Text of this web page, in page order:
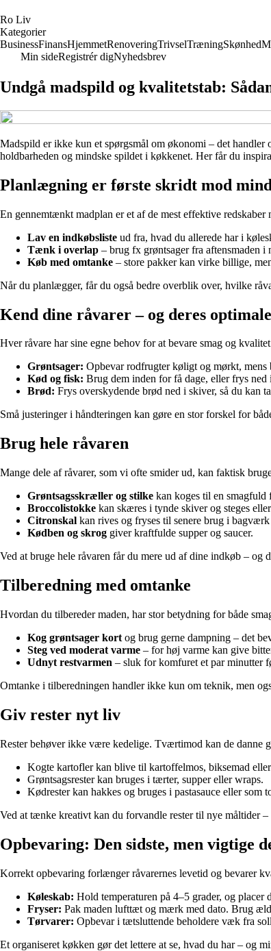
Ro Liv
Kategorier
BusinessFinansHjemmetRenoveringTrivselTræningSkønhed
Min sideRegistrér digNyhedsbrev
Undgå madspild og kvalitetstab:
Madspild er ikke kun et spørgsmål om økonomi – det handler
holdbarheden og mindske spildet i køkkenet. Her får du
Planlægning er første skridt mod
En gennemtænkt madplan er et af de mest effektive
Lav en indkøbsliste ud fra, hvad du allerede har i
Tænk i overlap – brug fx grøntsager fra aftensmaden i
Køb med omtanke – store pakker kan virke billige,
Når du planlægger, får du også bedre overblik over, hvilke
Kend dine råvarer – og deres
Hver råvare har sine egne behov for at bevare smag og
Grøntsager: Opbevar rodfrugter køligt og mørkt, mens
Kød og fisk: Brug dem inden for få dage, eller frys
Brød: Frys overskydende brød ned i skiver, så du kan
Små justeringer i håndteringen kan gøre en stor forskel for
Brug hele råvaren
Mange dele af råvarer, som vi ofte smider ud, kan faktisk
Grøntsagsskræller og stilke kan koges til en smagfuld
Broccolistokke kan skæres i tynde skiver og steges
Citronskal kan rives og fryses til senere brug i bagværk
Kødben og skrog giver kraftfulde supper og saucer.
Ved at bruge hele råvaren får du mere ud af dine indkøb – og
Tilberedning med omtanke
Hvordan du tilbereder maden, har stor betydning for både
Kog grøntsager kort og brug gerne dampning – det
Steg ved moderat varme – for høj varme kan give
Udnyt restvarmen – sluk for komfuret et par minutter
Omtanke i tilberedningen handler ikke kun om teknik, men
Giv rester nyt liv
Rester behøver ikke være kedelige. Tværtimod kan de danne
Kogte kartofler kan blive til kartoffelmos, biksemad
Grøntsagsrester kan bruges i tærter, supper eller wraps.
Kødrester kan hakkes og bruges i pastasauce eller som
Ved at tænke kreativt kan du forvandle rester til nye måltider –
Opbevaring: Den sidste, men vigtige
Korrekt opbevaring forlænger råvarernes levetid og bevarer
Køleskab: Hold temperaturen på 4–5 grader, og placer
Fryser: Pak maden lufttæt og mærk med dato. Brug
Tørvarer: Opbevar i tætsluttende beholdere væk fra
Et organiseret køkken gør det lettere at se, hvad du har – og